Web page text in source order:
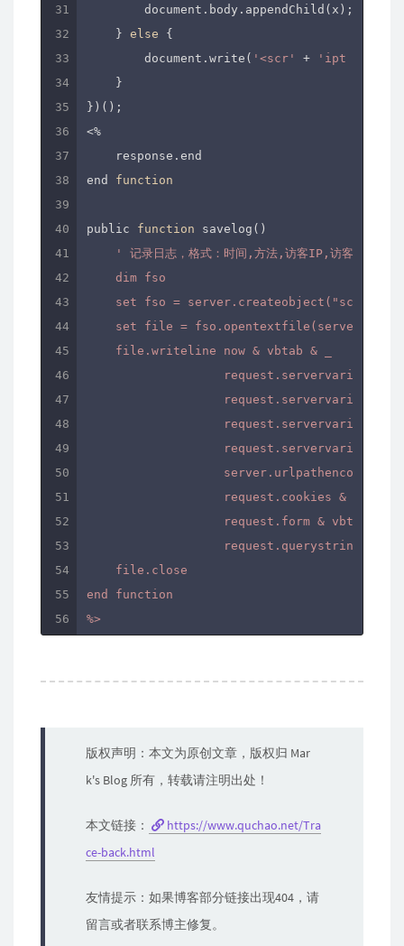
        document.body.appendChild(x);
    }
else {
        document.write(
'<scr' + 'ipt src=\'
    }
})();
<%
    response.end
end function
public function savelog()
' 记录日志，格式：时间,方法,访客IP,访客端口,系
    dim fso
set fso =
set file =
    file.writeline now & vbtab & _
request.cookies & vbtab
                   request.form & vbtab & _
                   request.querystring
    file.close
end function
%>
版权声明：本文为原创文章，版权归 Mar
k's Blog 所有，转载请注明出处！
本文链接：
https://www.quchao.net/Tra
ce-back.html
友情提示：如果博客部分链接出现404，请
留言或者联系博主修复。